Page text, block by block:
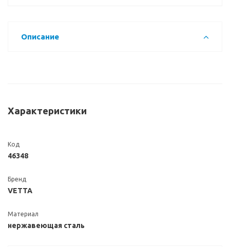
Описание
Характеристики
Код
46348
Бренд
VETTA
Материал
нержавеющая сталь